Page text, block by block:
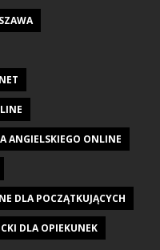
ANGIELSKIEGO ONLINE
DLA POCZĄTKUJĄCYCH
DLA OPIEKUNEK